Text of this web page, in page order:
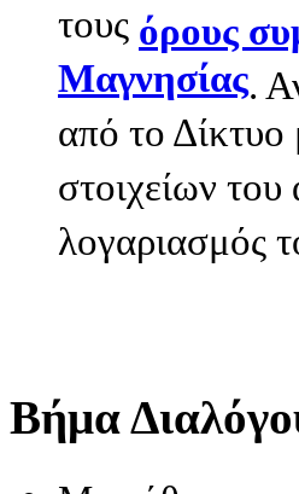
τους όρους
Μαγνησίας.
από το
στοιχείων
λογαριασμός
Βήμα